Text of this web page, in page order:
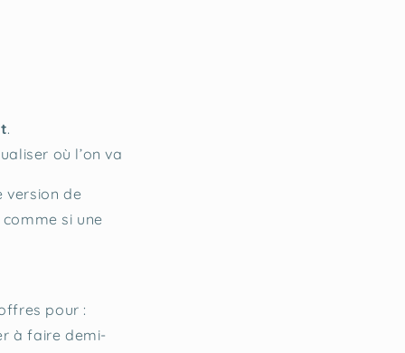
.
où l’on va
version de
si une
pour :
à faire demi-